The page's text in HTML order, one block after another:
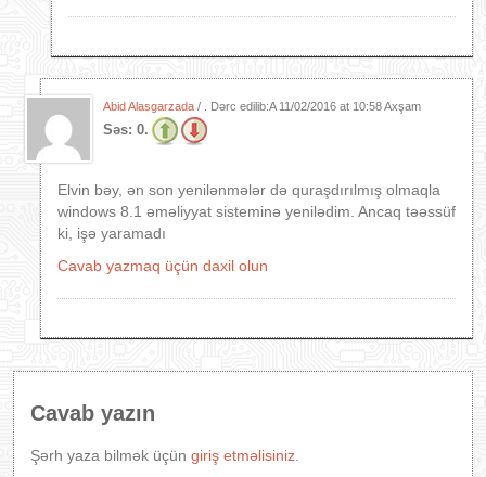
Abid Alasgarzada / . Dərc edilib:A 11/02/2016 at 10:58 Axşam
Səs: 0.
Elvin bəy, ən son yenilənmələr də quraşdırılmış olmaqla
windows 8.1 əməliyyat sisteminə yenilədim. Ancaq təəssüf
ki, işə yaramadı
Cavab yazmaq üçün daxil olun
Cavab yazın
Şərh yaza bilmək üçün giriş etməlisiniz.